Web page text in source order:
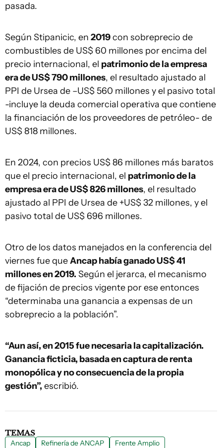
pasada.
Según Stipanicic, en 2019con sobreprecio de
combustibles de US$ 60 millones por encima del
precio internacional, el patrimonio de la empresa
era de US$ 790 millones, el resultado ajustado al
PPI de Ursea de –US$ 560 millones y el pasivo total
-incluye la deuda comercial operativa que contiene
la financiación de los proveedores de petróleo- de
US$ 818 millones.
En 2024, con precios US$ 86 millones más baratos
que el precio internacional, el patrimonio de la
empresa era de US$ 826 millones, el resultado
ajustado al PPI de Ursea de +US$ 32 millones, y el
pasivo total de US$ 696 millones.
Otro de los datos manejados en la conferencia del
viernes fue queAncap había ganado US$ 41
millones en 2019. Según el jerarca, el mecanismo
de fijación de precios vigente por ese entonces
“determinaba una ganancia a expensas de un
sobreprecio a la población”.
“Aun así, en 2015 fue necesaria la capitalización.
Ganancia ficticia, basada en captura de renta
monopólica y no consecuencia de la propia
gestión”, escribió.
TEMAS
Ancap Refinería de ANCAP
Frente Amplio